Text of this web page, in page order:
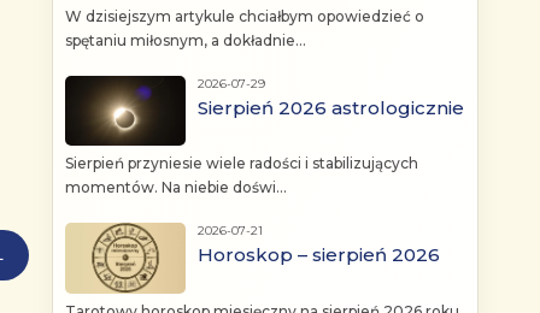
W dzisiejszym artykule chciałbym opowiedzieć o
spętaniu miłosnym, a dokładnie...
2026-07-29
Sierpień 2026 astrologicznie
Sierpień przyniesie wiele radości i stabilizujących
momentów. Na niebie doświ...
2026-07-21
Horoskop – sierpień 2026